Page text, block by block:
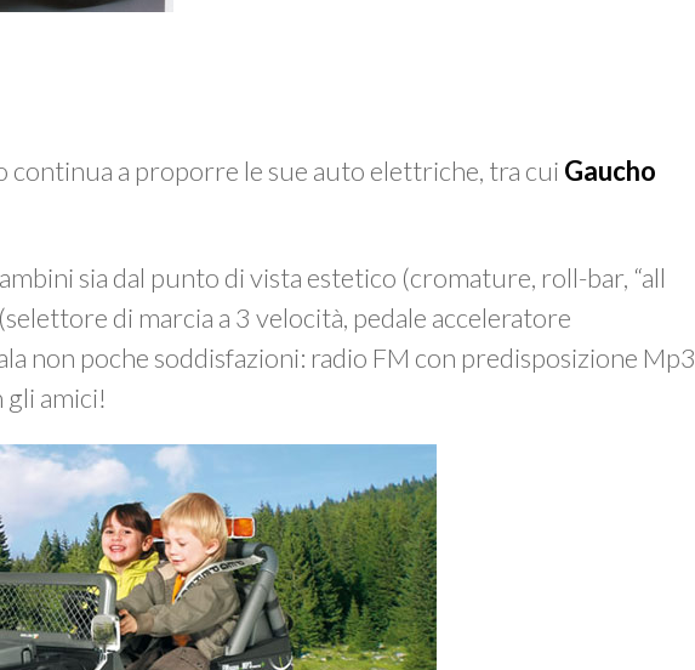
continua a proporre le sue auto elettriche, tra cui Gaucho
sia dal punto di vista estetico (cromature, roll-bar, “all
di marcia a 3 velocità, pedale acceleratore
non poche soddisfazioni: radio FM con predisposizione Mp3
amici!